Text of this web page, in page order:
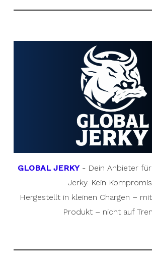
GLOBAL JERKY- Dein Anbieter
Jerky. Kein
Hergestellt in kleinen Chargen –
Produkt – nicht auf